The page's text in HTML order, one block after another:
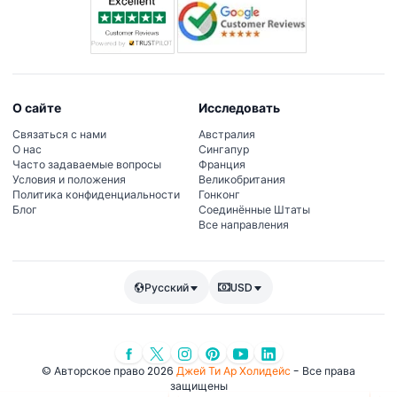
О сайте
Связаться с нами
О нас
Часто задаваемые вопросы
Условия и положения
Политика конфиденциальности
Блог
Исследовать
Австралия
Сингапур
Франция
Великобритания
Гонконг
Соединённые Штаты
Все направления
Русский USD
© Авторское право 2026 Джей Ти Ар Холидейс- Все права
защищены